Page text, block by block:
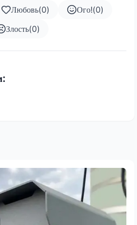
Любовь(0) Ого!(0)
Злость(0)